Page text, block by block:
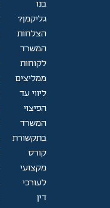
בנו
גליקמן?
הצלחות
המשרד
לקוחות
ממליצים
ליווי עד
הפיצוי
המשרד
בתקשורת
קורס
מקצועי
לעורכי
דין